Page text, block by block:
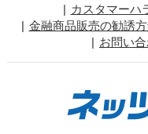
カスタマーハ
金融商品販売の勧誘
お問い